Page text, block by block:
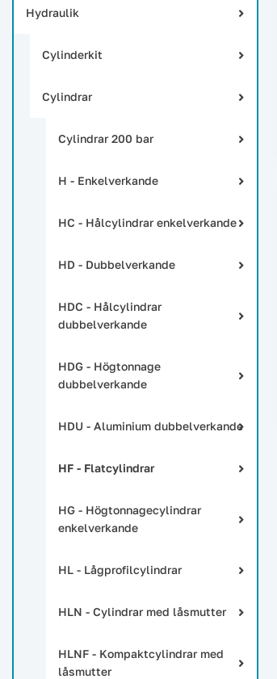
Hydraulik
Cylinderkit
Cylindrar
Cylindrar 200 bar
H - Enkelverkande
HC - Hålcylindrar enkelverkande
HD - Dubbelverkande
HDC - Hålcylindrar
dubbelverkande
HDG - Högtonnage
dubbelverkande
HDU - Aluminium dubbelverkande
HF - Flatcylindrar
HG - Högtonnagecylindrar
enkelverkande
HL - Lågprofilcylindrar
HLN - Cylindrar med låsmutter
HLNF - Kompaktcylindrar med
låsmutter